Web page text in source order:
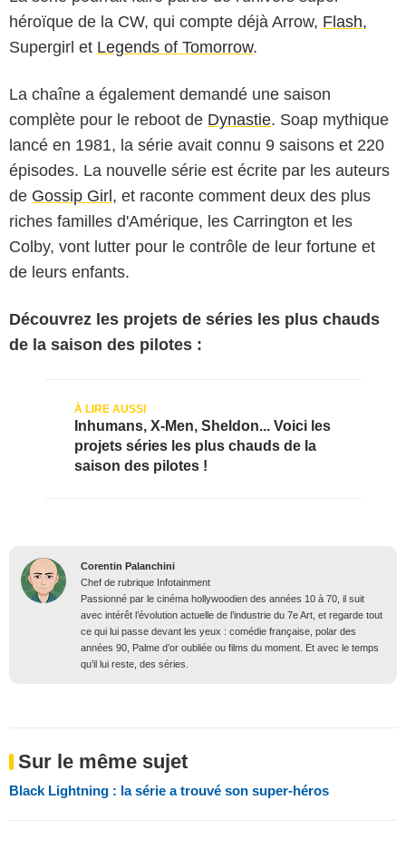
héroïque de la CW, qui compte déjà Arrow, Flash,
Supergirl et Legends of Tomorrow.
La chaîne a également demandé une saison
complète pour le reboot de Dynastie. Soap mythique
lancé en 1981, la série avait connu 9 saisons et 220
épisodes. La nouvelle série est écrite par les auteurs
de Gossip Girl, et raconte comment deux des plus
riches familles d'Amérique, les Carrington et les
Colby, vont lutter pour le contrôle de leur fortune et
de leurs enfants.
Découvrez les projets de séries les plus chauds
de la saison des pilotes :
Inhumans, X-Men, Sheldon... Voici les
projets séries les plus chauds de la
saison des pilotes !
Corentin Palanchini
Chef de rubrique Infotainment
Passionné par le cinéma hollywoodien des années 10 à 70, il suit
avec intérêt l’évolution actuelle de l’industrie du 7e Art, et regarde tout
ce qui lui passe devant les yeux : comédie française, polar des
années 90, Palme d’or oubliée ou films du moment. Et avec le temps
qu’il lui reste, des séries.
Sur le même sujet
Black Lightning : la série a trouvé son super-héros